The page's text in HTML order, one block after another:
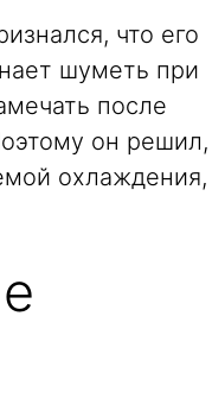
что его
шуметь при
после
он решил,
охлаждения,